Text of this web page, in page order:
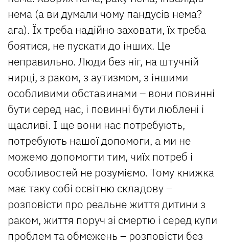
нема (а ви думали чому пандусів нема?
ага). Їх треба надійно заховати, їх треба
боятися, не пускати до інших. Це
неправильно. Люди без ніг, на штучній
нирці, з раком, з аутизмом, з іншими
особливими обставинами – вони повинні
бути серед нас, і повинні бути люблені і
щасливі. І ще вони нас потребують,
потребують нашої допомоги, а ми не
можемо допомогти тим, чиїх потреб і
особливостей не розуміємо. Тому книжка
має таку собі освітню складову –
розповісти про реальне життя дитини з
раком, життя поруч зі смертю і серед купи
проблем та обмежень – розповісти без